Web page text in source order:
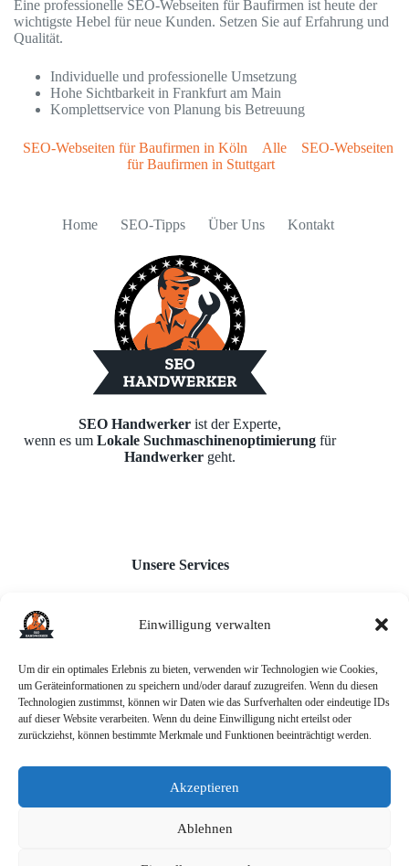
Einwilligung verwalten
Um dir ein optimales Erlebnis zu bieten, verwenden wir Technologien wie Cookies,
um Geräteinformationen zu speichern und/oder darauf zuzugreifen. Wenn du diesen
Technologien zustimmst, können wir Daten wie das Surfverhalten oder eindeutige IDs
auf dieser Website verarbeiten. Wenn du deine Einwilligung nicht erteilst oder
zurückziehst, können bestimmte Merkmale und Funktionen beeinträchtigt werden.
Akzeptieren
Ablehnen
Eine professionelle SEO-Webseiten für Baufirmen ist heute der
wichtigste Hebel für neue Kunden. Setzen Sie auf Erfahrung und
Qualität.
Individuelle und professionelle Umsetzung
Hohe Sichtbarkeit in Frankfurt am Main
Komplettservice von Planung bis Betreuung
SEO-Webseiten für Baufirmen in Köln Alle
SEO-Webseiten
für Baufirmen in Stuttgart
Home SEO-Tipps Über Uns Kontakt
SEO Handwerker ist der Experte,
wenn es umLokale Suchmaschinenoptimierung für
Handwerker geht.
Unsere Services
Webseiten für Handwerker
Google Unternehmensprofil
Backlink-Aufbau
AI-Chatbot
Informationen